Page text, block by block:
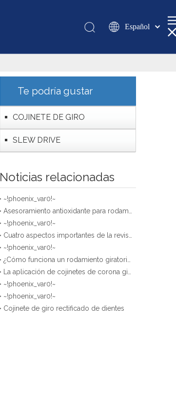
Español
românesc
Português
English
简体中文
Te podría gustar
COJINETE DE GIRO
SLEW DRIVE
Noticias relacionadas
~!phoenix_var0!~
~!phoenix_var0!~
~!phoenix_var0!~
~!phoenix_var0!~
~!phoenix_var0!~
Cojinete de giro rectificado de dientes